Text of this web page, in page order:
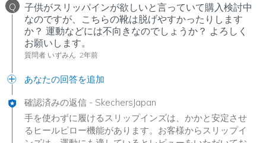
Q
子供がスリッパインが欲しいと言っていて購入検討中
なのですが、こちらの靴は脱げやすかったりします
か？ 運動などには不向きなのでしょうか？ よろしく
お願いします。
質問者 いずみん 2年前
あなたの回答を追加
確認済みの返信 - SkechersJapan
手を使わずに履けるスリップインズは、かかと安定させ
るヒールピロー機能があります。お客様からスリップイ